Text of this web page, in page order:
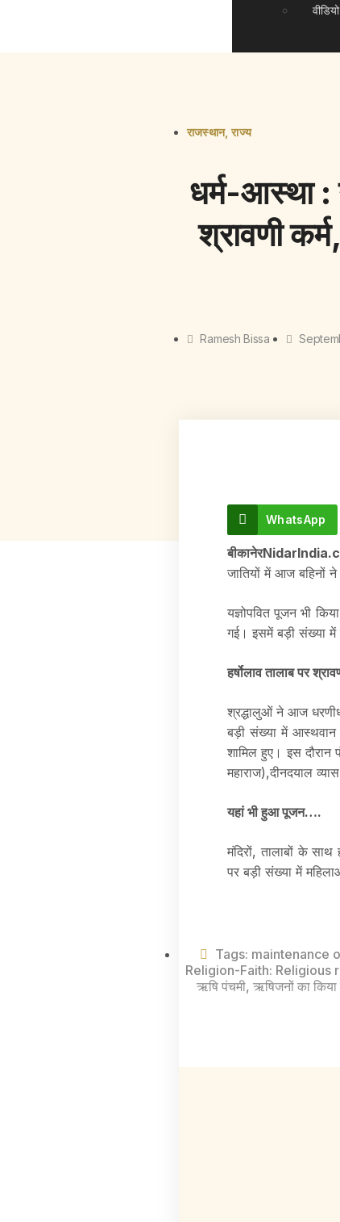
वीडियो
राजस्थान,राज्य
धर्म-आस्था :
श्रावणी
Ramesh Bissa
WhatsApp
जातियों में आज बहिनों ने
यज्ञोपवित पूजन भी
गई। इसमें बड़ी संख्या में
हर्षोलाव तालाब पर
श्रद्धालुओं ने आज
बड़ी संख्या में आस्थवान
शामिल हुए। इस दौरान
महाराज),दीनदयाल
यहां भी हुआ पूजन….
मंदिरों, तालाबों के
पर बड़ी संख्या में
Tags: maintenance
Religion-Faith: Religious
ऋषि पंचमी, ऋषिजनों का